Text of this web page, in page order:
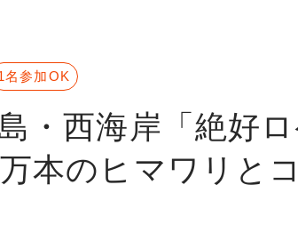
・西海岸「絶好
本のヒマワリと
名参加OK